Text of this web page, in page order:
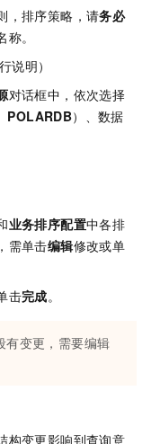
，排序策略，请务必
。
说明）
对话框中，依次选择
POLARDB）、数据
业务排序配置中各排
需单击编辑修改或单
击完成。​
有变更，需要编辑
构变更影响到查询意